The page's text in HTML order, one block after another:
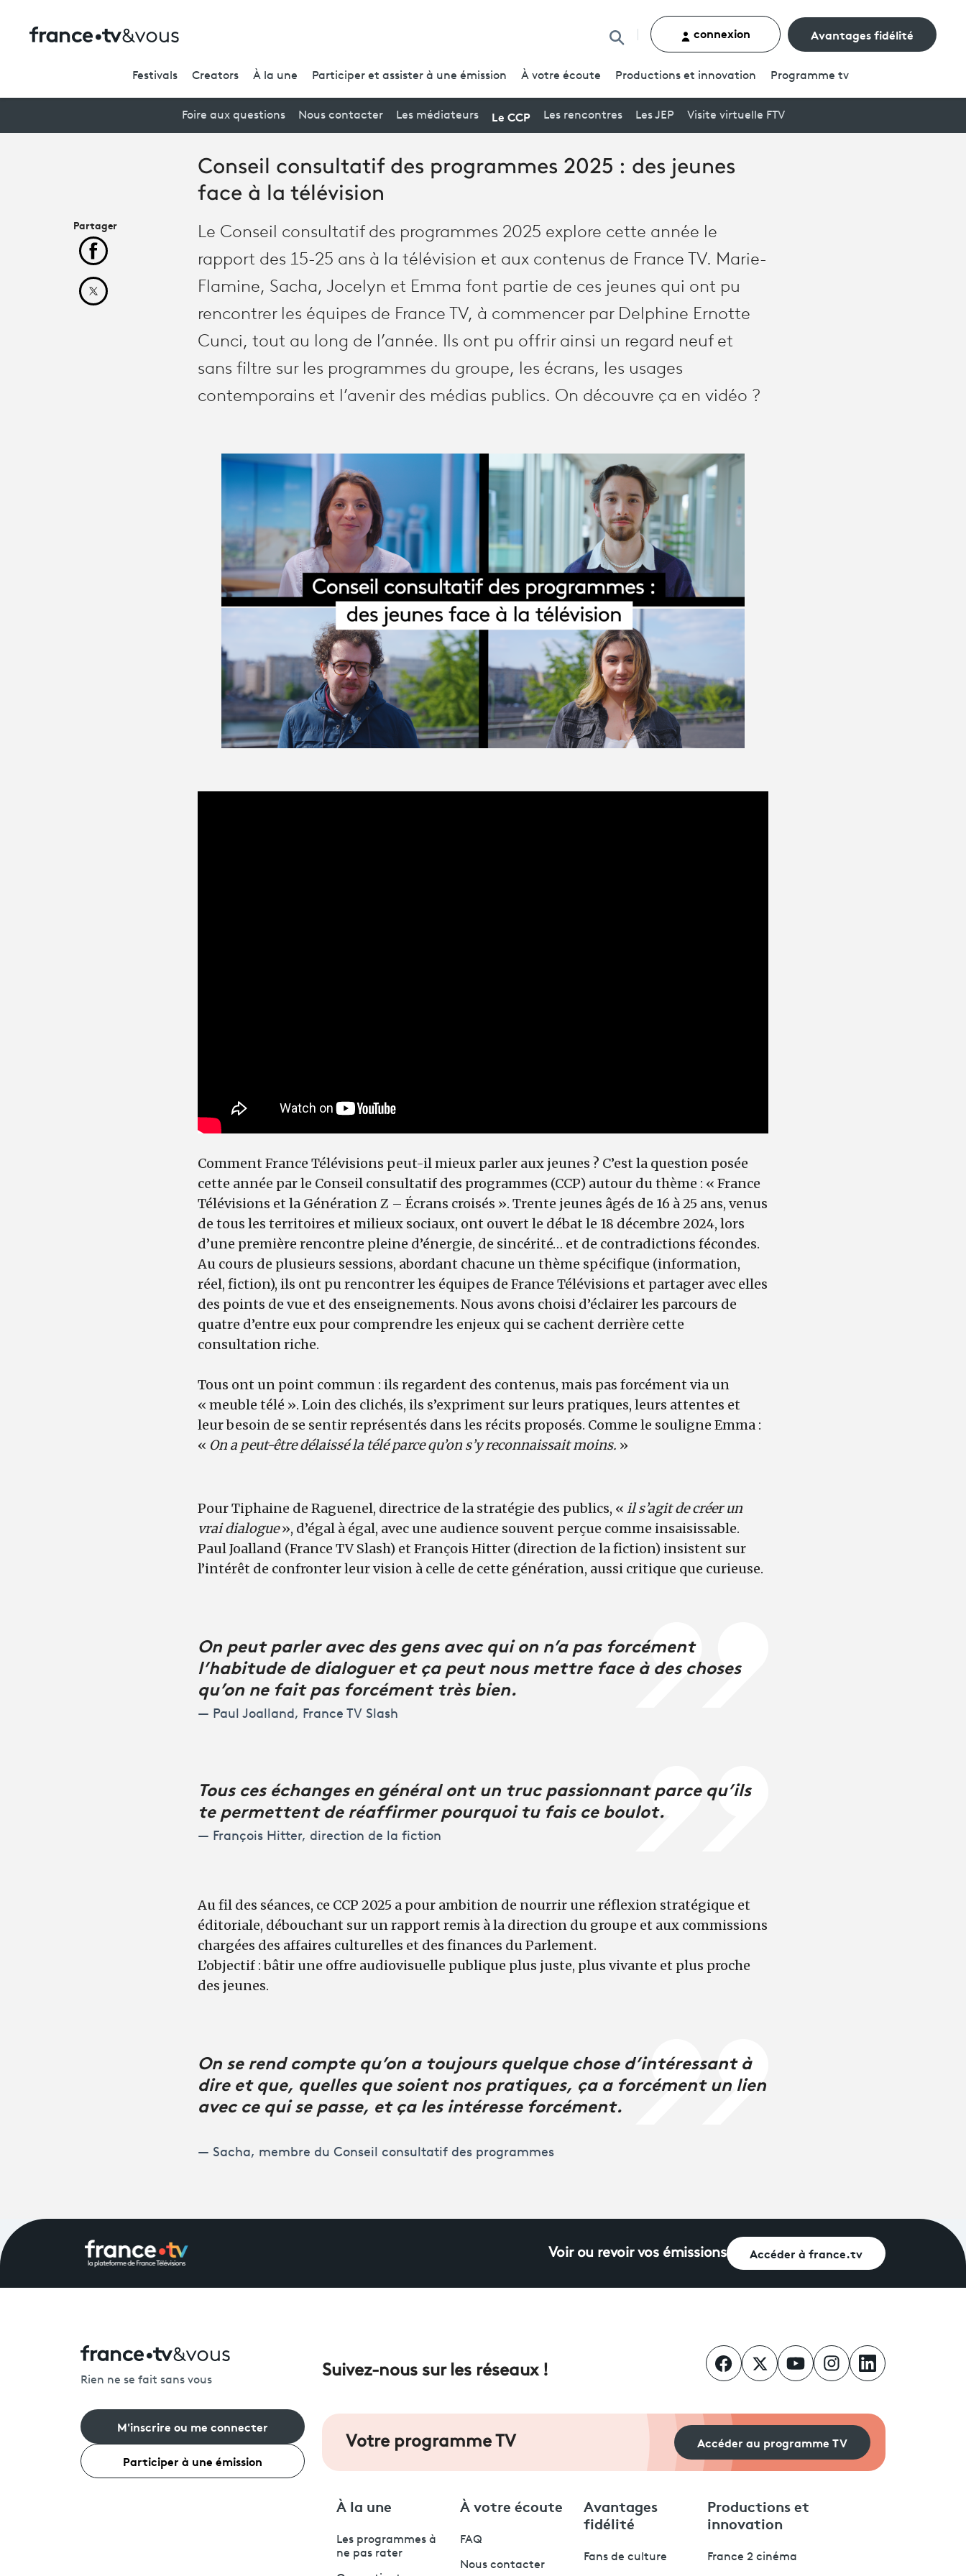
Rechercher un contenu
connexion Avantages fidélité
Festivals Creators À la une Participer et assister à une émission À votre écoute Productions et innovation Programme tv
Foire aux questions Nous contacter Les médiateurs Le CCP Les rencontres Les JEP Visite virtuelle FTV
Conseil consultatif des programmes 2025 : des jeunes
face à la télévision
Le Conseil consultatif des programmes 2025 explore cette année le
rapport des 15-25 ans à la télévision et aux contenus de France TV. Marie-
Flamine, Sacha, Jocelyn et Emma font partie de ces jeunes qui ont pu
rencontrer les équipes de France TV, à commencer par Delphine Ernotte
Cunci, tout au long de l’année. Ils ont pu offrir ainsi un regard neuf et
sans filtre sur les programmes du groupe, les écrans, les usages
contemporains et l’avenir des médias publics. On découvre ça en vidéo ?
Comment France Télévisions peut-il mieux parler aux jeunes ? C’est la question posée
cette année par le Conseil consultatif des programmes (CCP) autour du thème : « France
Télévisions et la Génération Z – Écrans croisés ». Trente jeunes âgés de 16 à 25 ans, venus
de tous les territoires et milieux sociaux, ont ouvert le débat le 18 décembre 2024, lors
d’une première rencontre pleine d’énergie, de sincérité… et de contradictions fécondes.
Au cours de plusieurs sessions, abordant chacune un thème spécifique (information,
réel, fiction), ils ont pu rencontrer les équipes de France Télévisions et partager avec elles
des points de vue et des enseignements. Nous avons choisi d’éclairer les parcours de
quatre d’entre eux pour comprendre les enjeux qui se cachent derrière cette
consultation riche.
Tous ont un point commun : ils regardent des contenus, mais pas forcément via un
« meuble télé ». Loin des clichés, ils s’expriment sur leurs pratiques, leurs attentes et
leur besoin de se sentir représentés dans les récits proposés. Comme le souligne Emma :
« On a peut-être délaissé la télé parce qu’on s’y reconnaissait moins. »
Pour Tiphaine de Raguenel, directrice de la stratégie des publics, « il s’agit de créer un
vrai dialogue», d’égal à égal, avec une audience souvent perçue comme insaisissable.
Paul Joalland (France TV Slash) et François Hitter (direction de la fiction) insistent sur
l’intérêt de confronter leur vision à celle de cette génération, aussi critique que curieuse.
On peut parler avec des gens avec qui on n’a pas forcément
l’habitude de dialoguer et ça peut nous mettre face à des choses
qu’on ne fait pas forcément très bien.
Paul Joalland, France TV Slash
Tous ces échanges en général ont un truc passionnant parce qu’ils
te permettent de réaffirmer pourquoi tu fais ce boulot.
François Hitter, direction de la fiction
Au fil des séances, ce CCP 2025 a pour ambition de nourrir une réflexion stratégique et
éditoriale, débouchant sur un rapport remis à la direction du groupe et aux commissions
chargées des affaires culturelles et des finances du Parlement.
L’objectif : bâtir une offre audiovisuelle publique plus juste, plus vivante et plus proche
des jeunes.
On se rend compte qu’on a toujours quelque chose d’intéressant à
dire et que, quelles que soient nos pratiques, ça a forcément un lien
avec ce qui se passe, et ça les intéresse forcément.
Sacha, membre du Conseil consultatif des programmes
Partager
Partager cet article sur Facebook
Partager cet article sur X
Voir ou revoir vos émissions Accéder à france.tv
Rien ne se fait sans vous
M'inscrire ou me connecter
Participer à une émission
Suivez-nous sur les réseaux !
Votre programme TV Accéder au programme TV
À la une
Les programmes à
ne pas rater
À votre écoute
FAQ
Nous contacter
Avantages
fidélité
Fans de culture
Productions et
innovation
France 2 cinéma